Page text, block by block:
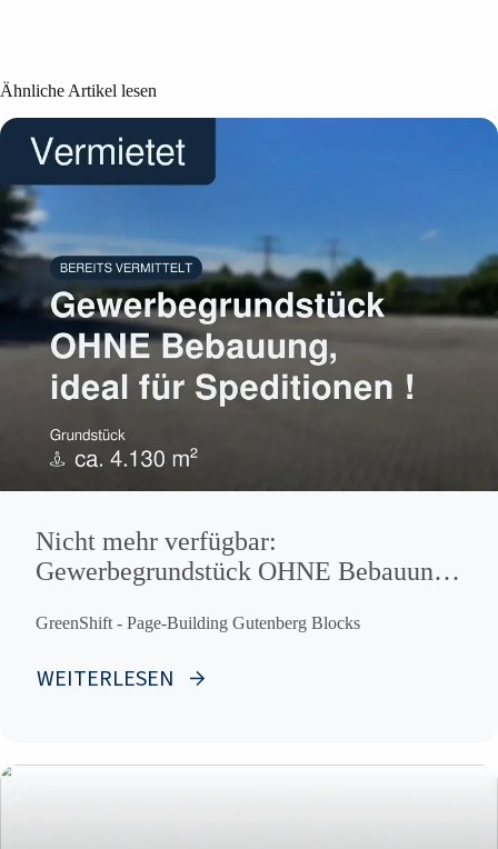
Ähnliche Artikel lesen
Nicht mehr verfügbar:
Gewerbegrundstück OHNE Bebauung,
GreenShift - Page-Building Gutenberg Blocks
WEITERLESEN